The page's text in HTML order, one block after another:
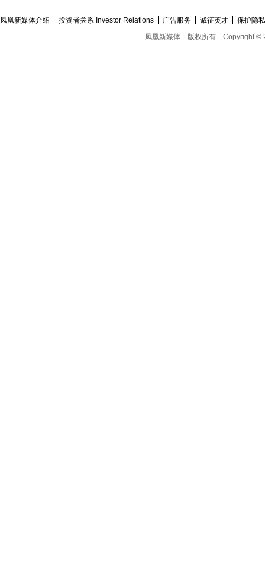
凤凰新媒体介绍 投资者关系 Investor Relations 广告服务 诚征英才
保护隐
凤凰新媒体
版权所有 Copyright ©